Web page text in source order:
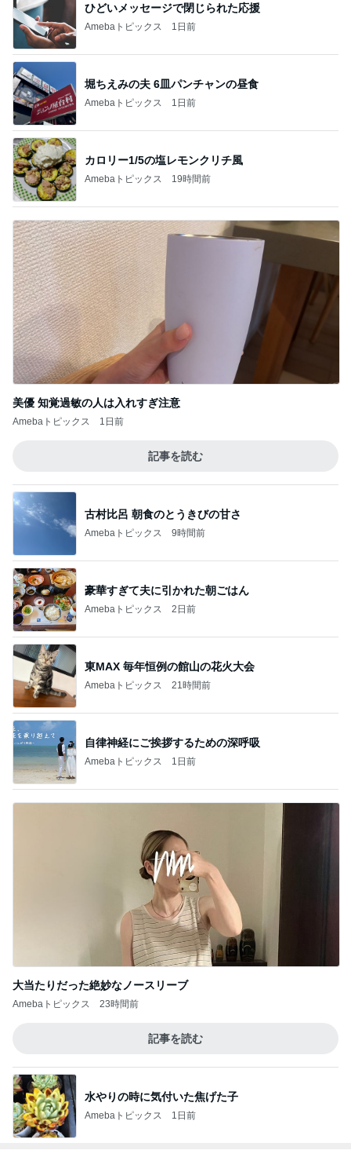
ひどいメッセージで閉じられた応援
Amebaトピックス 1日前
堀ちえみの夫 6皿パンチャンの昼食
Amebaトピックス 1日前
カロリー1/5の塩レモンクリチ風
Amebaトピックス 19時間前
美優 知覚過敏の人は入れすぎ注意
Amebaトピックス 1日前
記事を読む
古村比呂 朝食のとうきびの甘さ
Amebaトピックス 9時間前
豪華すぎて夫に引かれた朝ごはん
Amebaトピックス 2日前
東MAX 毎年恒例の館山の花火大会
Amebaトピックス 21時間前
自律神経にご挨拶するための深呼吸
Amebaトピックス 1日前
大当たりだった絶妙なノースリーブ
Amebaトピックス 23時間前
記事を読む
水やりの時に気付いた焦げた子
Amebaトピックス 1日前